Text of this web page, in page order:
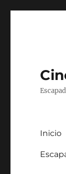
Inicio